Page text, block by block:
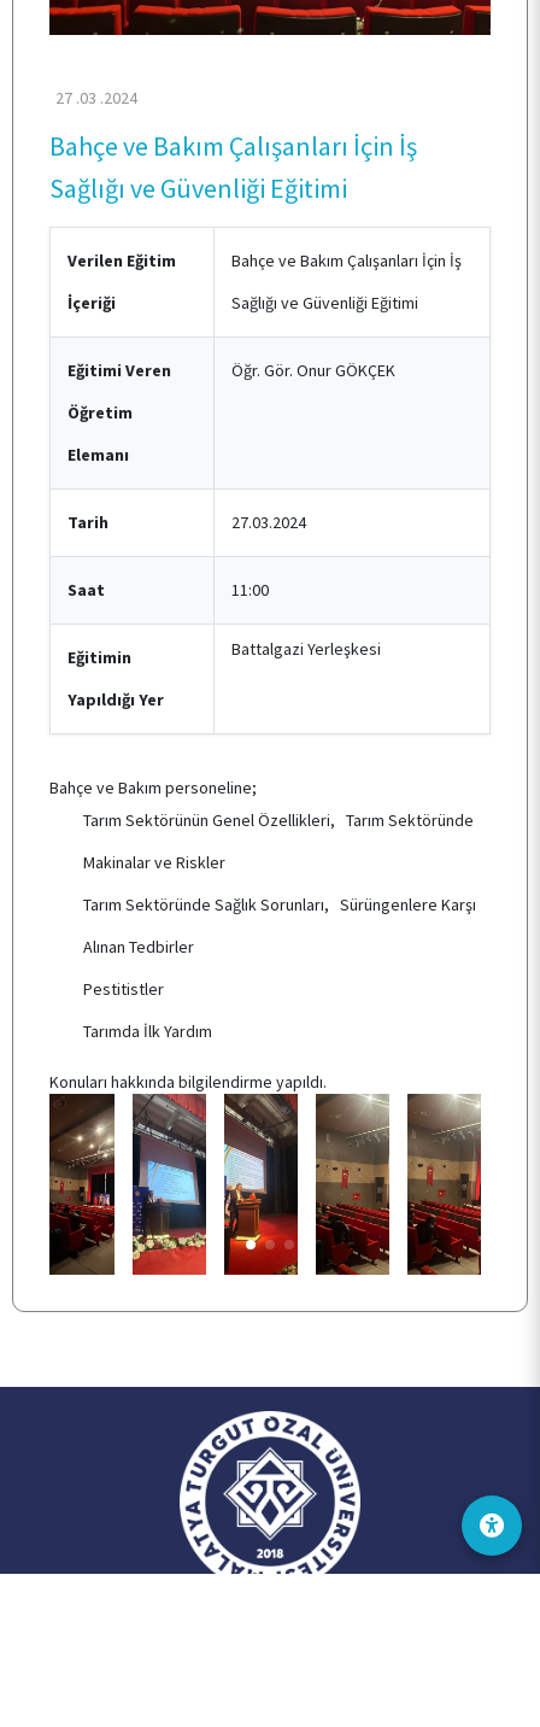
PERSONEL
KALİTE
TOPLUMSAL KATKI
E-HİZMET
27 .03 .2024
Bahçe ve Bakım Çalışanları İçin İş
Sağlığı ve Güvenliği Eğitimi
Verilen Eğitim
İçeriği
Bahçe ve Bakım Çalışanları İçin İş
Sağlığı ve Güvenliği Eğitimi
Eğitimi Veren
Öğretim
Elemanı
Öğr. Gör. Onur GÖKÇEK
Tarih 27.03.2024
Saat 11:00
Eğitimin
Yapıldığı Yer
Battalgazi Yerleşkesi
Bahçe ve Bakım personeline;
Tarım Sektörünün Genel Özellikleri, Tarım Sektöründe
Makinalar ve Riskler
Tarım Sektöründe Sağlık Sorunları, Sürüngenlere Karşı
Alınan Tedbirler
Pestitistler
Tarımda İlk Yardım
Konuları hakkında bilgilendirme yapıldı.